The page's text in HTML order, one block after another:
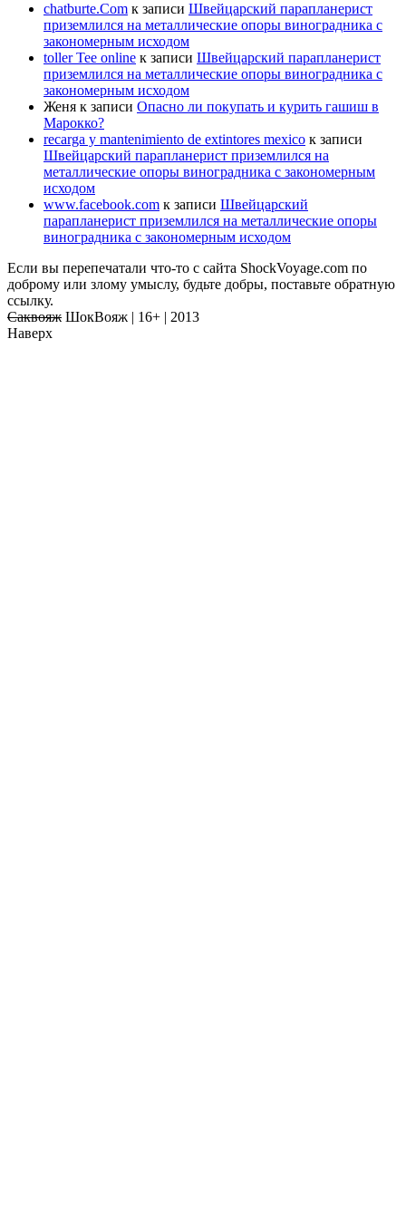
chatburte.Com к записи Швейцарский парапланерист
приземлился на металлические опоры виноградника с
закономерным исходом
toller Tee online к записи Швейцарский парапланерист
приземлился на металлические опоры виноградника с
закономерным исходом
Женя к записи Опасно ли покупать и курить гашиш в
Марокко?
recarga y mantenimiento de extintores mexico к записи
Швейцарский парапланерист приземлился на
металлические опоры виноградника с закономерным
исходом
www.facebook.com к записи Швейцарский
парапланерист приземлился на металлические опоры
виноградника с закономерным исходом
Если вы перепечатали что-то с сайта ShockVoyage.com по
доброму или злому умыслу, будьте добры, поставьте обратную
ссылку.
Саквояж ШокВояж | 16+ | 2013
Наверх